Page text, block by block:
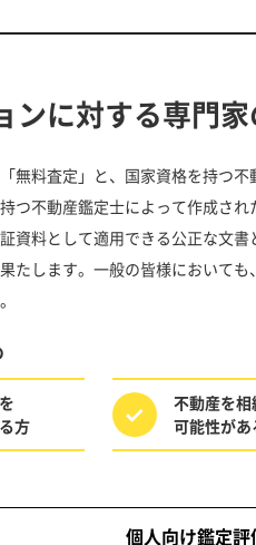
ンに対する専門
無料査定」と、国家資格を持つ
つ不動産鑑定士によって作成さ
資料として適用できる公正な文
たします。一般の皆様において
方
不動産を相
可能性があ
個人向け鑑定評